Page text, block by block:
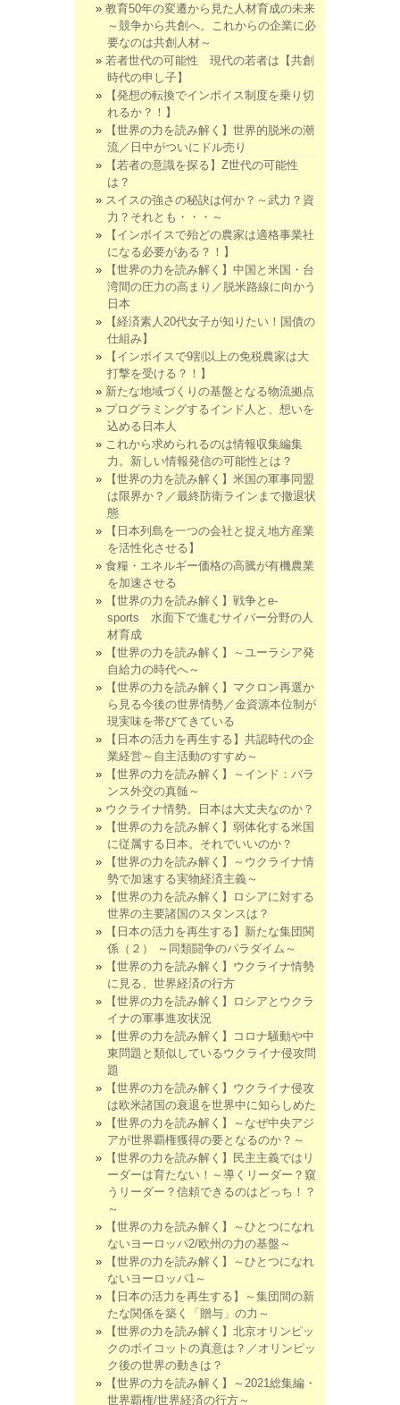
教育50年の変遷から見た人材育成の未来
～競争から共創へ。これからの企業に必
要なのは共創人材～
若者世代の可能性 現代の若者は【共創
時代の申し子】
【発想の転換でインボイス制度を乗り切
れるか？！】
【世界の力を読み解く】世界的脱米の潮
流／日中がついにドル売り
【若者の意識を探る】Z世代の可能性
は？
スイスの強さの秘訣は何か？～武力？資
力？それとも・・・～
【インボイスで殆どの農家は適格事業社
になる必要がある？！】
【世界の力を読み解く】中国と米国・台
湾間の圧力の高まり／脱米路線に向かう
日本
【経済素人20代女子が知りたい！国債の
仕組み】
【インボイスで9割以上の免税農家は大
打撃を受ける？！】
新たな地域づくりの基盤となる物流拠点
プログラミングするインド人と、想いを
込める日本人
これから求められるのは情報収集編集
力。新しい情報発信の可能性とは？
【世界の力を読み解く】米国の軍事同盟
は限界か？／最終防衛ラインまで撤退状
態
【日本列島を一つの会社と捉え地方産業
を活性化させる】
食糧・エネルギー価格の高騰が有機農業
を加速させる
【世界の力を読み解く】戦争とe-
sports 水面下で進むサイバー分野の人
材育成
【世界の力を読み解く】～ユーラシア発
自給力の時代へ～
【世界の力を読み解く】マクロン再選か
ら見る今後の世界情勢／金資源本位制が
現実味を帯びてきている
【日本の活力を再生する】共認時代の企
業経営～自主活動のすすめ～
【世界の力を読み解く】～インド：バラ
ンス外交の真髄～
ウクライナ情勢。日本は大丈夫なのか？
【世界の力を読み解く】弱体化する米国
に従属する日本。それでいいのか？
【世界の力を読み解く】～ウクライナ情
勢で加速する実物経済主義～
【世界の力を読み解く】ロシアに対する
世界の主要諸国のスタンスは？
【日本の活力を再生する】新たな集団関
係（２） ～同類闘争のパラダイム～
【世界の力を読み解く】ウクライナ情勢
に見る、世界経済の行方
【世界の力を読み解く】ロシアとウクラ
イナの軍事進攻状況
【世界の力を読み解く】コロナ騒動や中
東問題と類似しているウクライナ侵攻問
題
【世界の力を読み解く】ウクライナ侵攻
は欧米諸国の衰退を世界中に知らしめた
【世界の力を読み解く】～なぜ中央アジ
アが世界覇権獲得の要となるのか？～
【世界の力を読み解く】民主主義ではリ
ーダーは育たない！～導くリーダー？窺
うリーダー？信頼できるのはどっち！？
～
【世界の力を読み解く】～ひとつになれ
ないヨーロッパ2/欧州の力の基盤～
【世界の力を読み解く】～ひとつになれ
ないヨーロッパ1～
【日本の活力を再生する】～集団間の新
たな関係を築く「贈与」の力～
【世界の力を読み解く】北京オリンピッ
クのボイコットの真意は？／オリンピッ
ク後の世界の動きは？
【世界の力を読み解く】～2021総集編・
世界覇権/世界経済の行方～